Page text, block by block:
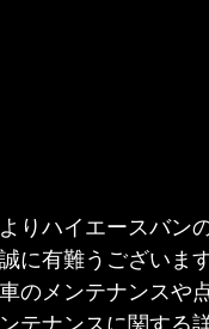
りハイエースバン
に有難うございます
のメンテナンスや